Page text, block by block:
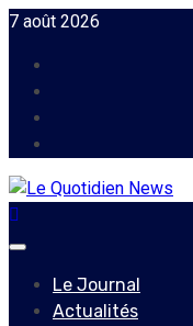
Skip
content
7 août 2026
Primary
Le Journal
Actualités